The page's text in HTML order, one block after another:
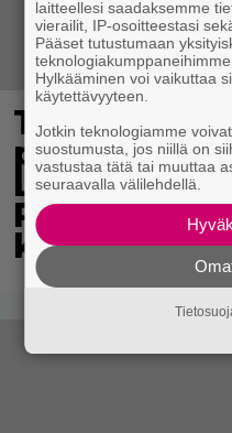
Tv-
pudotti
Pete
laitteellesi saadaksemme
vierailit, IP-osoitteestasi
Pääset tutustumaan
Hylkääminen voi vaikuttaa
käytettävyyteen.
Jotkin teknologiamme
suostumusta, jos niillä on
vastustaa tätä tai muuttaa
seuraavalla välilehdellä.